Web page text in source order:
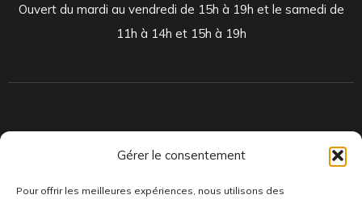
Gérer le consentement
Pour offrir les meilleures expériences, nous utilisons des
Ouvert du mardi au vendredi de 15h à 19h et le samedi de
11h à 14h et 15h à 19h
toujours des pépites musicales, dont des vinyles rares et exclusifs.